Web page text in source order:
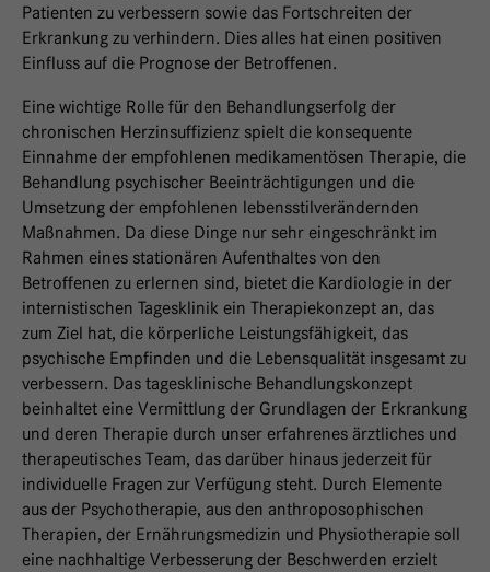
Patienten zu verbessern sowie das Fortschreiten der
Erkrankung zu verhindern. Dies alles hat einen positiven
Einfluss auf die Prognose der Betroffenen.
Eine wichtige Rolle für den Behandlungserfolg der
chronischen Herzinsuffizienz spielt die konsequente
Einnahme der empfohlenen medikamentösen Therapie, die
Behandlung psychischer Beeinträchtigungen und die
Umsetzung der empfohlenen lebensstilverändernden
Maßnahmen. Da diese Dinge nur sehr eingeschränkt im
Rahmen eines stationären Aufenthaltes von den
Betroffenen zu erlernen sind, bietet die Kardiologie in der
internistischen Tagesklinik ein Therapiekonzept an, das
zum Ziel hat, die körperliche Leistungsfähigkeit, das
psychische Empfinden und die Lebensqualität insgesamt zu
verbessern. Das tagesklinische Behandlungskonzept
beinhaltet eine Vermittlung der Grundlagen der Erkrankung
und deren Therapie durch unser erfahrenes ärztliches und
therapeutisches Team, das darüber hinaus jederzeit für
individuelle Fragen zur Verfügung steht. Durch Elemente
aus der Psychotherapie, aus den anthroposophischen
Therapien, der Ernährungsmedizin und Physiotherapie soll
eine nachhaltige Verbesserung der Beschwerden erzielt